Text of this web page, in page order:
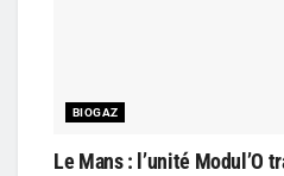
BIOGAZ
Le Mans : l’unité Modul’O